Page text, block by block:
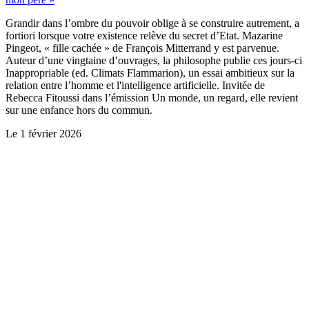
Grandir dans l’ombre du pouvoir oblige à se construire autrement, a
fortiori lorsque votre existence relève du secret d’Etat. Mazarine
Pingeot, « fille cachée » de François Mitterrand y est parvenue.
Auteur d’une vingtaine d’ouvrages, la philosophe publie ces jours-ci
Inappropriable (ed. Climats Flammarion), un essai ambitieux sur la
relation entre l’homme et l'intelligence artificielle. Invitée de
Rebecca Fitoussi dans l’émission Un monde, un regard, elle revient
sur une enfance hors du commun.
Le 1 février 2026